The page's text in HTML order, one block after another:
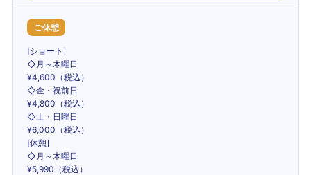
ご休憩
[ショート]
◇月～木曜日
¥4,600（税込）
◇金・祝前日
¥4,800（税込）
◇土・日曜日
¥6,000（税込）
[休憩]
◇月～木曜日
¥5,990（税込）